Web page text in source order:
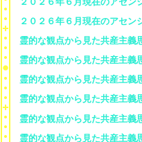
２０２６年６月現在のアセ
霊的な観点から見た共産主
霊的な観点から見た共産主
霊的な観点から見た共産主
霊的な観点から見た共産主
霊的な観点から見た共産主
霊的な観点から見た共産主